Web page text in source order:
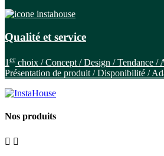
Qualité et service
1 erchoix / Concept / Design / Tendance /
Présentation de produit / Disponibilité /
Nos produits
 